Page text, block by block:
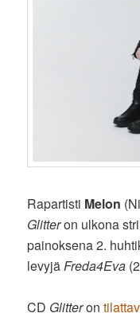
Rapartisti Melon
Glitteron ulkona
painoksena 2.
levyjäFreda4Eva
CD Glitteron